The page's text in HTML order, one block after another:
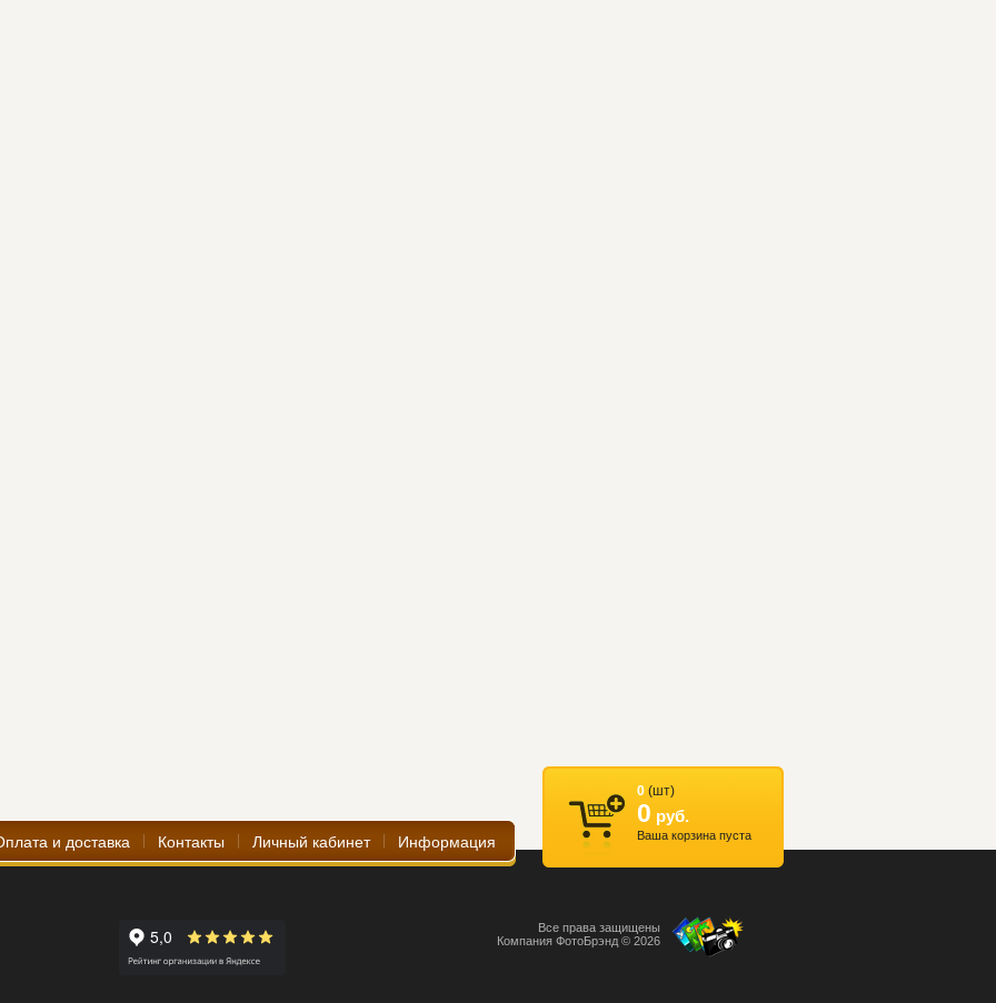
0 (шт)
0 руб.
Ваша корзина пуста
Все права защищены
Компания ФотоБрэнд © 2026